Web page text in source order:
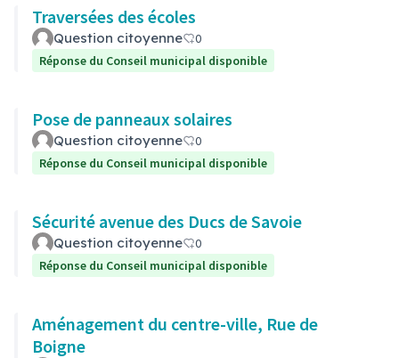
Traversées des écoles
Question citoyenne
0
Réponse du Conseil municipal disponible
Pose de panneaux solaires
Question citoyenne
0
Réponse du Conseil municipal disponible
Sécurité avenue des Ducs de Savoie
Question citoyenne
0
Réponse du Conseil municipal disponible
Aménagement du centre-ville, Rue de
Boigne